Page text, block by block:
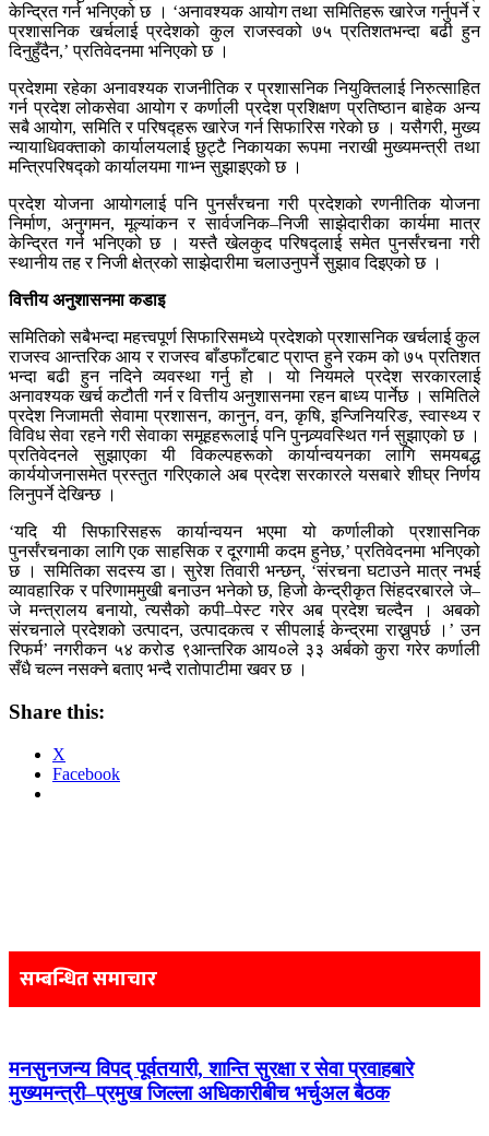
केन्द्रित गर्न भनिएको छ । ‘अनावश्यक आयोग तथा समितिहरू खारेज गर्नुपर्ने र
प्रशासनिक खर्चलाई प्रदेशको कुल राजस्वको ७५ प्रतिशतभन्दा बढी हुन
दिनुहुँदैन,’ प्रतिवेदनमा भनिएको छ ।
प्रदेशमा रहेका अनावश्यक राजनीतिक र प्रशासनिक नियुक्तिलाई निरुत्साहित
गर्न प्रदेश लोकसेवा आयोग र कर्णाली प्रदेश प्रशिक्षण प्रतिष्ठान बाहेक अन्य
सबै आयोग, समिति र परिषद्हरू खारेज गर्न सिफारिस गरेको छ । यसैगरी, मुख्य
न्यायाधिवक्ताको कार्यालयलाई छुट्टै निकायका रूपमा नराखी मुख्यमन्त्री तथा
मन्त्रिपरिषद्को कार्यालयमा गाभ्न सुझाइएको छ ।
प्रदेश योजना आयोगलाई पनि पुनर्संरचना गरी प्रदेशको रणनीतिक योजना
निर्माण, अनुगमन, मूल्यांकन र सार्वजनिक–निजी साझेदारीका कार्यमा मात्र
केन्द्रित गर्न भनिएको छ । यस्तै खेलकुद परिषद्लाई समेत पुनर्संरचना गरी
स्थानीय तह र निजी क्षेत्रको साझेदारीमा चलाउनुपर्ने सुझाव दिइएको छ ।
वित्तीय अनुशासनमा कडाइ
समितिको सबैभन्दा महत्त्वपूर्ण सिफारिसमध्ये प्रदेशको प्रशासनिक खर्चलाई कुल
राजस्व आन्तरिक आय र राजस्व बाँडफाँटबाट प्राप्त हुने रकम को ७५ प्रतिशत
भन्दा बढी हुन नदिने व्यवस्था गर्नु हो । यो नियमले प्रदेश सरकारलाई
अनावश्यक खर्च कटौती गर्न र वित्तीय अनुशासनमा रहन बाध्य पार्नेछ । समितिले
प्रदेश निजामती सेवामा प्रशासन, कानुन, वन, कृषि, इन्जिनियरिङ, स्वास्थ्य र
विविध सेवा रहने गरी सेवाका समूहहरूलाई पनि पुनव्र्यवस्थित गर्न सुझाएको छ ।
प्रतिवेदनले सुझाएका यी विकल्पहरूको कार्यान्वयनका लागि समयबद्ध
कार्ययोजनासमेत प्रस्तुत गरिएकाले अब प्रदेश सरकारले यसबारे शीघ्र निर्णय
लिनुपर्ने देखिन्छ ।
‘यदि यी सिफारिसहरू कार्यान्वयन भएमा यो कर्णालीको प्रशासनिक
पुनर्संरचनाका लागि एक साहसिक र दूरगामी कदम हुनेछ,’ प्रतिवेदनमा भनिएको
छ । समितिका सदस्य डा। सुरेश तिवारी भन्छन्, ‘संरचना घटाउने मात्र नभई
व्यावहारिक र परिणाममुखी बनाउन भनेको छ, हिजो केन्द्रीकृत सिंहदरबारले जे–
जे मन्त्रालय बनायो, त्यसैको कपी–पेस्ट गरेर अब प्रदेश चल्दैन । अबको
संरचनाले प्रदेशको उत्पादन, उत्पादकत्व र सीपलाई केन्द्रमा राख्नुपर्छ ।’ उन
रिफर्म’ नगरीकन ५४ करोड ९आन्तरिक आय०ले ३३ अर्बको कुरा गरेर कर्णाली
सँधै चल्न नसक्ने बताए भन्दै राताेपाटीमा खवर छ ।
Share this:
X
Facebook
navigation
सम्बन्धित समाचार
मनसुनजन्य विपद् पूर्वतयारी, शान्ति सुरक्षा र सेवा प्रवाहबारे
मुख्यमन्त्री–प्रमुख जिल्ला अधिकारीबीच भर्चुअल बैठक